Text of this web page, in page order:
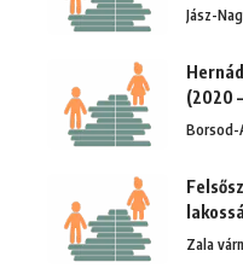
Jász-
(2020
Borsod-
Zala